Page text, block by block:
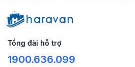
Tổng đài hỗ trợ
1900.636.099